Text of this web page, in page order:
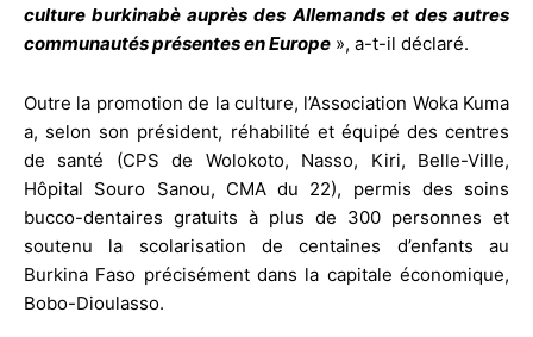
culture burkinabè auprès des Allemands et des autres
communautés présentes en Europe », a-t-il déclaré.
Outre la promotion de la culture, l’Association Woka Kuma
a, selon son président, réhabilité et équipé des centres
de santé (CPS de Wolokoto, Nasso, Kiri, Belle-Ville,
Hôpital Souro Sanou, CMA du 22), permis des soins
bucco-dentaires gratuits à plus de 300 personnes et
soutenu la scolarisation de centaines d’enfants au
Burkina Faso précisément dans la capitale économique,
Bobo-Dioulasso.